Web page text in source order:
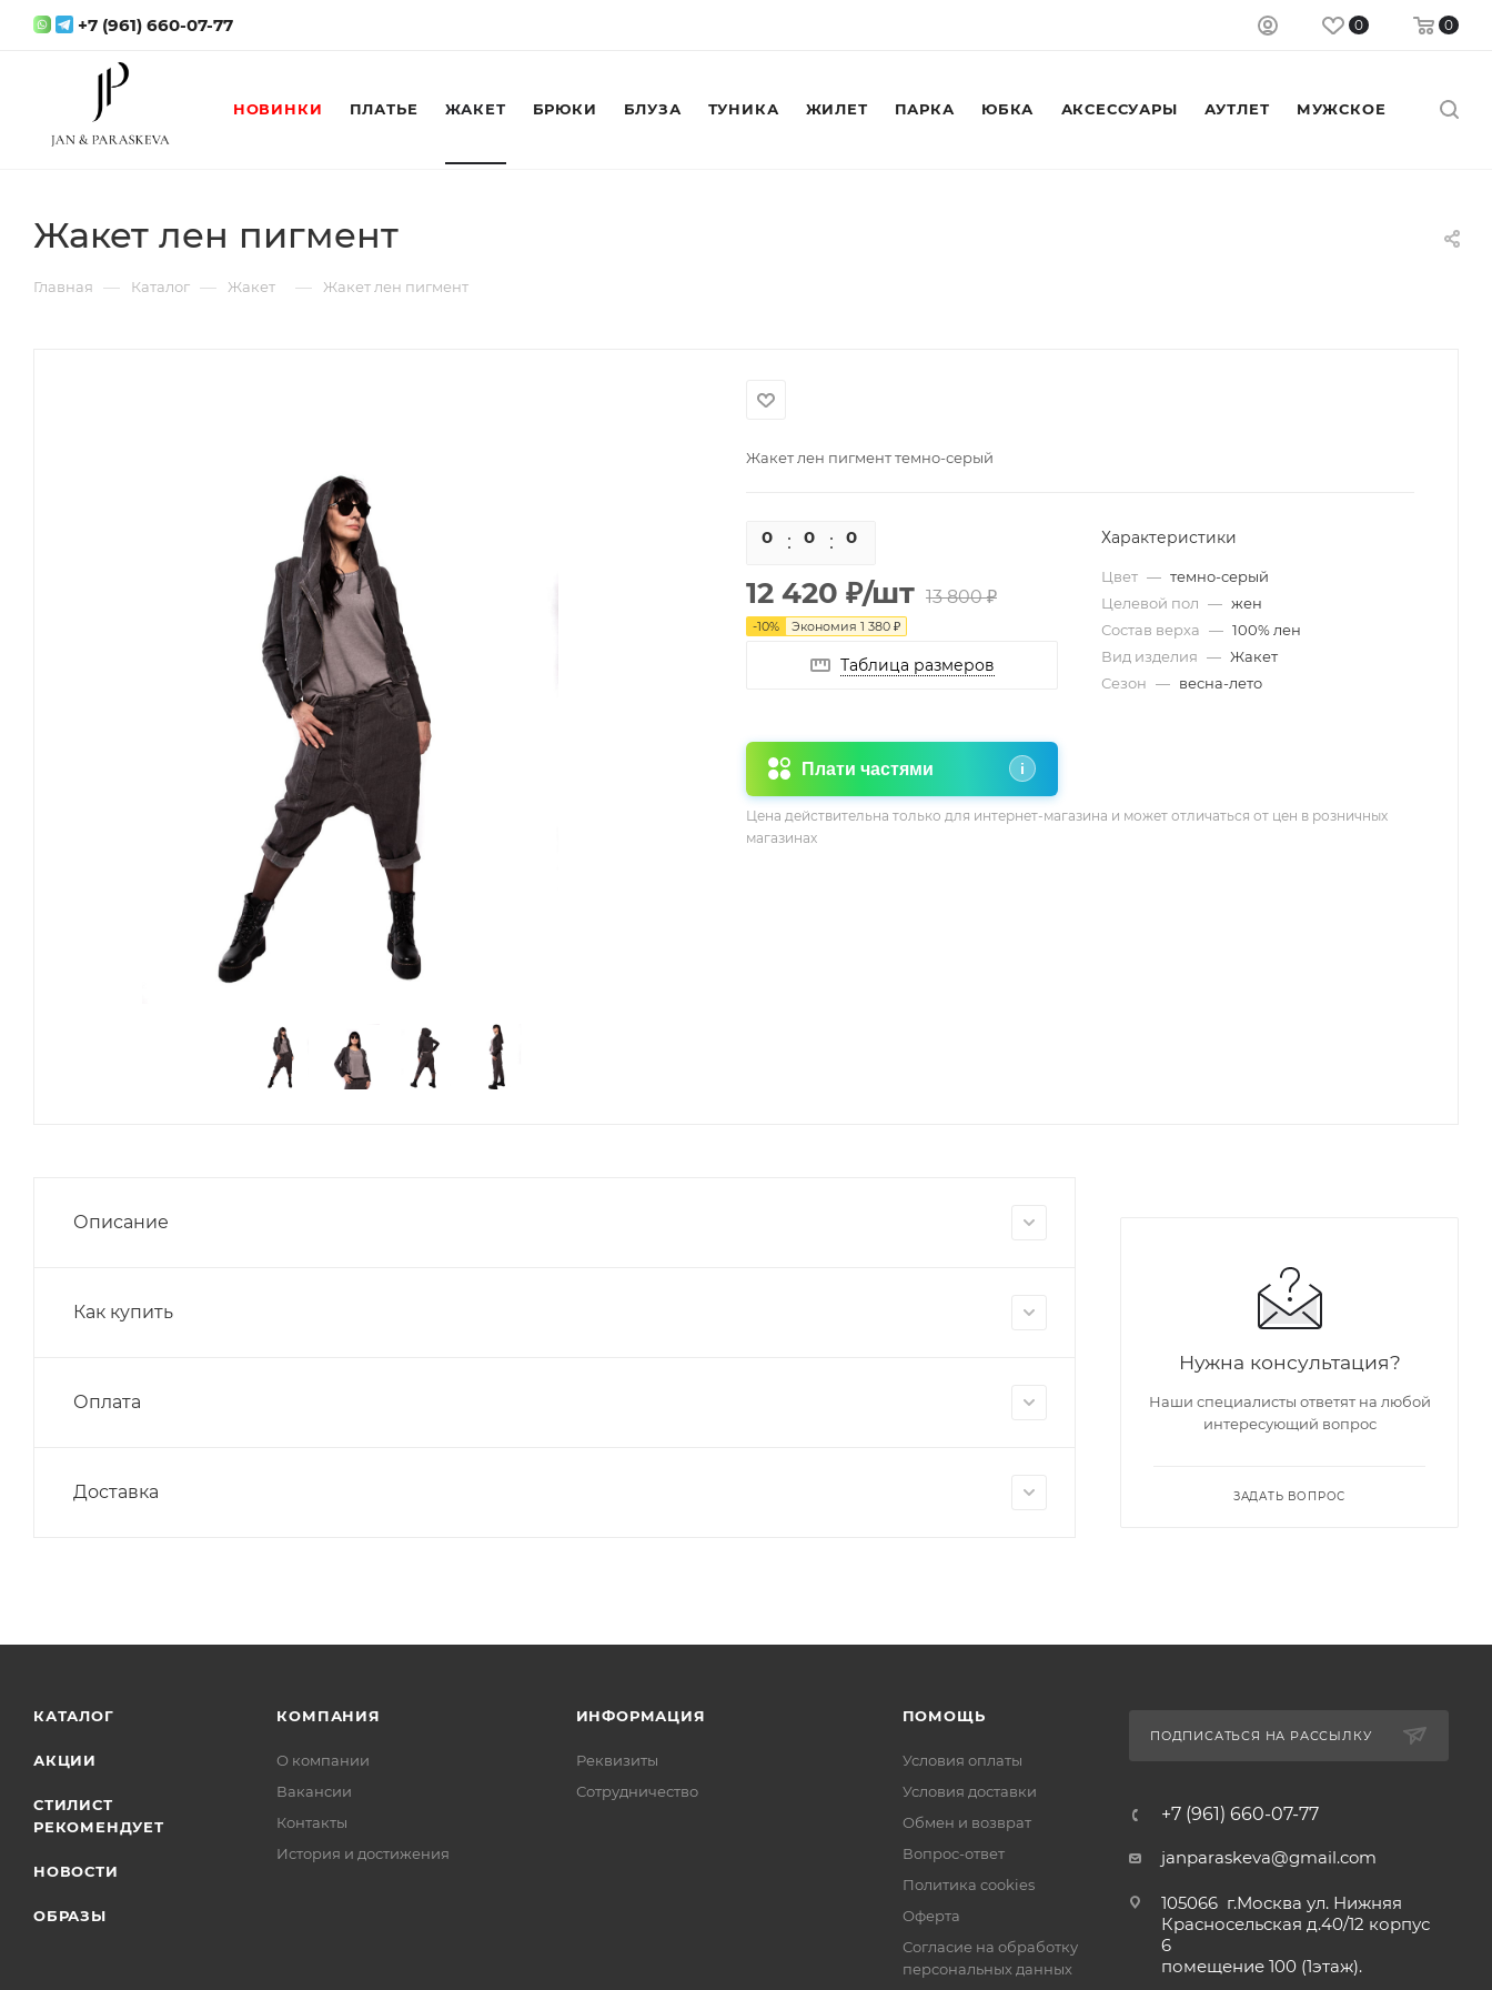
+7 (961) 660-07-77 0 0
НОВИНКИ ПЛАТЬЕ ЖАКЕТ БРЮКИ БЛУЗА ТУНИКА ЖИЛЕТ ПАРКА ЮБКА АКСЕССУАРЫ АУТЛЕТ МУЖСКОЕ
Жакет лен пигмент
Главная — Каталог — Жакет — Жакет лен пигмент
Жакет лен пигмент темно-серый
0 0 0
12 420 ₽/шт 13 800₽
-10% Экономия 1 380 ₽
Таблица размеров
Плати частями i
Характеристики
Цвет — темно-серый
Целевой пол — жен
Состав верха — 100% лен
Вид изделия — Жакет
Сезон — весна-лето
Цена действительна только для интернет-магазина и может отличаться от цен в розничных
магазинах
Описание
Как купить
Оплата
Доставка
Нужна консультация?
Наши специалисты ответят на любой
интересующий вопрос
ЗАДАТЬ ВОПРОС
КАТАЛОГ
АКЦИИ
СТИЛИСТ
РЕКОМЕНДУЕТ
НОВОСТИ
ОБРАЗЫ
КОМПАНИЯ
О компании
Вакансии
Контакты
История и достижения
ИНФОРМАЦИЯ
Реквизиты
Сотрудничество
ПОМОЩЬ
Условия оплаты
Условия доставки
Обмен и возврат
Вопрос-ответ
Политика cookies
Оферта
Согласие на обработку
персональных данных
ПОДПИСАТЬСЯ НА РАССЫЛКУ
+7 (961) 660-07-77
janparaskeva@gmail.com
105066 г.Москва ул. Нижняя
Красносельская д.40/12 корпус
6
помещение 100 (1этаж).